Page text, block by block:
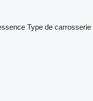
Type de carrosserie